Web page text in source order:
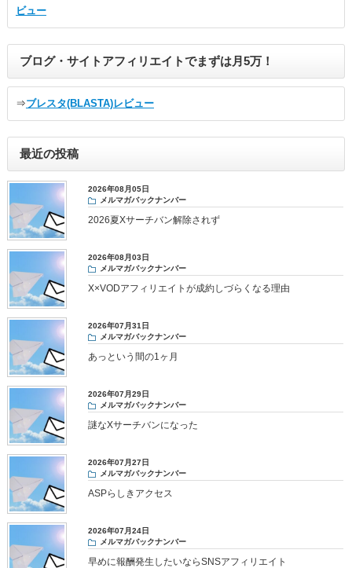
ビュー
ブログ・サイトアフィリエイトでまずは月5万！
⇒ブレスタ(BLASTA)レビュー
最近の投稿
2026年08月05日
メルマガバックナンバー
2026夏Xサーチバン解除されず
2026年08月03日
メルマガバックナンバー
X×VODアフィリエイトが成約しづらくなる理由
2026年07月31日
メルマガバックナンバー
あっという間の1ヶ月
2026年07月29日
メルマガバックナンバー
謎なXサーチバンになった
2026年07月27日
メルマガバックナンバー
ASPらしきアクセス
2026年07月24日
メルマガバックナンバー
早めに報酬発生したいならSNSアフィリエイト